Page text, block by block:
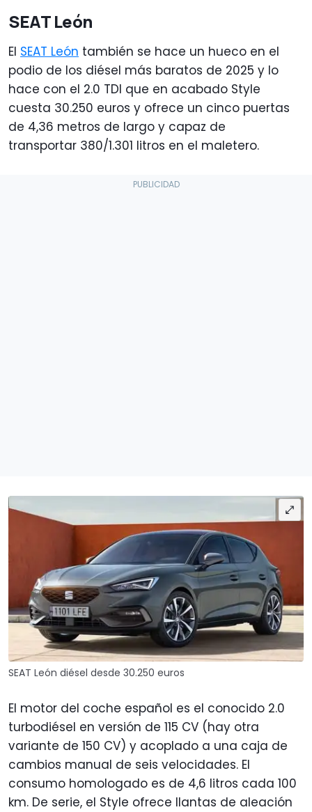
SEAT León
El SEAT León también se hace un hueco en el
podio de los diésel más baratos de 2025 y lo
hace con el 2.0 TDI que en acabado Style
cuesta 30.250 euros y ofrece un cinco puertas
de 4,36 metros de largo y capaz de
transportar 380/1.301 litros en el maletero.
SEAT León diésel desde 30.250 euros
El motor del coche español es el conocido 2.0
turbodiésel en versión de 115 CV (hay otra
variante de 150 CV) y acoplado a una caja de
cambios manual de seis velocidades. El
consumo homologado es de 4,6 litros cada 100
km. De serie, el Style ofrece llantas de aleación